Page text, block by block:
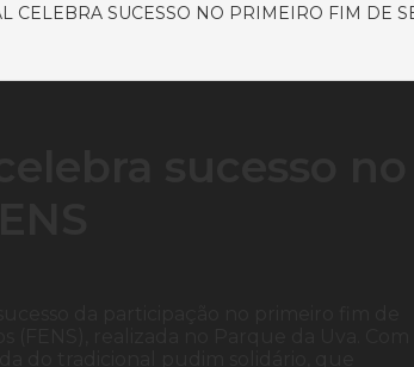
CELEBRA SUCESSO NO PRIMEIRO FIM DE